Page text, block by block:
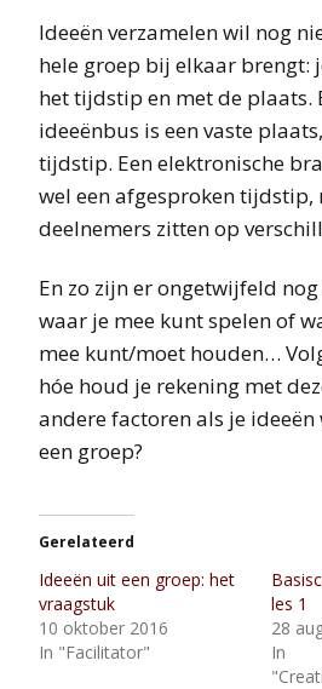
Ideeën verzamelen wil nog
hele groep bij elkaar brengt:
het tijdstip en met de plaats.
ideeënbus is een vaste
tijdstip. Een elektronische
wel een afgesproken tijdstip,
deelnemers zitten op
En zo zijn er ongetwijfeld
waar je mee kunt spelen of
mee kunt/moet houden…
hóe houd je rekening met
andere factoren als je
een groep?
Gerelateerd
Ideeën uit een groep: het
vraagstuk
10 oktober 2016
In "Facilitator"
les 1
28
In